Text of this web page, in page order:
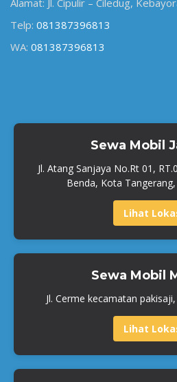
Telp: 081387396813
WA: 081387396813
Sewa Mobil
Jl. Atang Sanjaya No.Rt 01,
Benda, Kota
Lihat
Sewa Mobil
Jl. Cerme kecamatan
Lihat